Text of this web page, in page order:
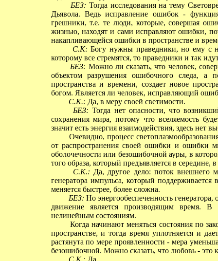
БЕЗ: Тогда исследования на тему
Дьявола. Ведь исправление ошибок -
грешники, т.е. те люди, которые, совершая
жизнью, находят и сами исправляют ошибки,
накапливающейся ошибки в пространстве и
С.К: Богу нужны праведники, но ему с
которому все стремятся, то праведники и так
БЕЗ: Можно ли сказать, что человек,
объектом разрушения ошибочного следа, а
пространства и времени, создает новое
богом. Является ли человек, исправляющий
С.К.: Да, в меру своей светимости.
БЕЗ: Тогда нет опасности, что
сохранения мира, потому что вселяемость
значит есть энергия взаимодействия, здесь нет
Очевидно, процесс
от распространения своей ошибки и ошибки
оболочечности или безошибочной ауры, в
того образа, который предъявляется в середине, в
С.К.: Да, другое дело: поток внешнего
генератора импульса, который
меняется быстрее, более сложна.
БЕЗ: Но энергообеспеченность
движение является производящим время.
нелинейным состояниям.
Когда начинают меняться состояния по
пространстве, и тогда время уплотняется и
растянута по мере проявленности - мера
безошибочной. Можно сказать, что любовь - это